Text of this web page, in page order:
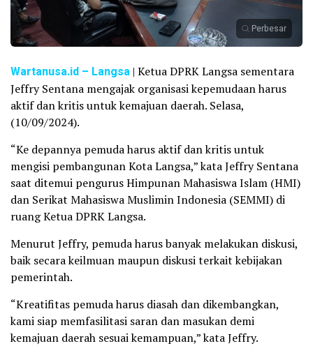
Perbesar
Wartanusa.id – Langsa | Ketua DPRK Langsa sementara
Jeffry Sentana mengajak organisasi kepemudaan harus
aktif dan kritis untuk kemajuan daerah. Selasa,
(10/09/2024).
“Ke depannya pemuda harus aktif dan kritis untuk
mengisi pembangunan Kota Langsa,” kata Jeffry Sentana
saat ditemui pengurus Himpunan Mahasiswa Islam (HMI)
dan Serikat Mahasiswa Muslimin Indonesia (SEMMI) di
ruang Ketua DPRK Langsa.
Menurut Jeffry, pemuda harus banyak melakukan diskusi,
baik secara keilmuan maupun diskusi terkait kebijakan
pemerintah.
“Kreatifitas pemuda harus diasah dan dikembangkan,
kami siap memfasilitasi saran dan masukan demi
kemajuan daerah sesuai kemampuan,” kata Jeffry.